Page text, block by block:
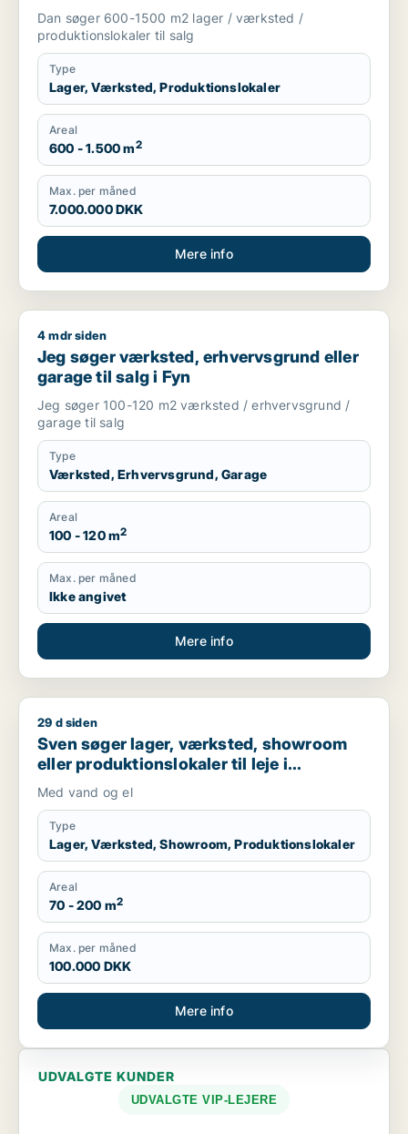
Dan søger 600-1500 m2 lager / værksted /
produktionslokaler til salg
Type
Lager, Værksted, Produktionslokaler
Areal
600 - 1.500 m2
Max. per måned
7.000.000 DKK
Mere info
Jeg søger værksted, erhvervsgrund eller garage til salg i
4 mdr siden
Jeg søger værksted, erhvervsgrund eller
garage til salg i Fyn
Jeg søger 100-120 m2 værksted / erhvervsgrund /
garage til salg
Type
Værksted, Erhvervsgrund, Garage
Areal
100 - 120 m2
Max. per måned
Ikke angivet
Mere info
Sven søger lager, værksted, showroom eller
29 d siden
Sven søger lager, værksted, showroom
eller produktionslokaler til leje i
Svendborg, Stenstrup eller Skårup Fyn
Med vand og el
Type
Lager, Værksted, Showroom, Produktionslokaler
Areal
70 - 200 m2
Max. per måned
100.000 DKK
Mere info
UDVALGTE KUNDER
UDVALGTE VIP-LEJERE